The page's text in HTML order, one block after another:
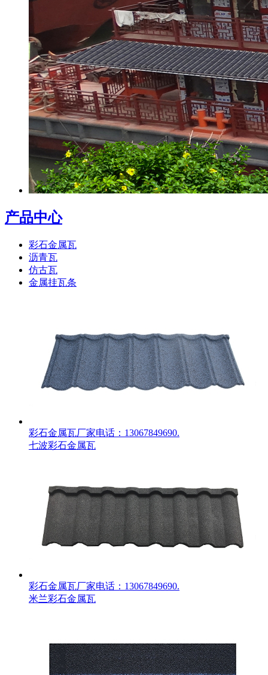
产品中心
彩石金属瓦
沥青瓦
仿古瓦
金属挂瓦条
彩石金属瓦厂家电话：13067849690.
七波彩石金属瓦
彩石金属瓦厂家电话：13067849690.
米兰彩石金属瓦